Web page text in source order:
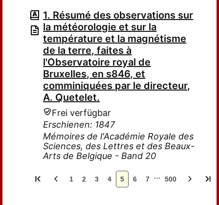
1. Résumé des observations sur
la météorologie et sur la
température et la magnétisme
de la terre, faites à
l'Observatoire royal de
Bruxelles, en s846, et
comminiquées par le directeur,
A. Quetelet.
Frei verfügbar
Erschienen: 1847
Mémoires de l'Académie Royale des
Sciences, des Lettres et des Beaux-
Arts de Belgique - Band 20
1 2 3 4 5 6 7 … 500